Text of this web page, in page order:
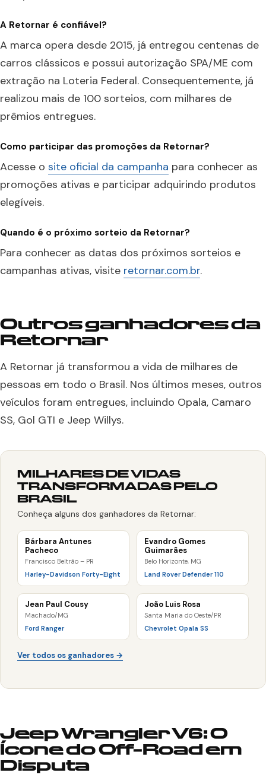
A Retornar é confiável?
A marca opera desde 2015, já entregou centenas de
carros clássicos e possui autorização SPA/ME com
extração na Loteria Federal. Consequentemente, já
realizou mais de 100 sorteios, com milhares de
prêmios entregues.
Como participar das promoções da Retornar?
Acesse o site oficial da campanha para conhecer as
promoções ativas e participar adquirindo produtos
elegíveis.
Quando é o próximo sorteio da Retornar?
Para conhecer as datas dos próximos sorteios e
campanhas ativas, visite retornar.com.br.
Outros ganhadores da
Retornar
A Retornar já transformou a vida de milhares de
pessoas em todo o Brasil. Nos últimos meses, outros
veículos foram entregues, incluindo Opala, Camaro
SS, Gol GTI e Jeep Willys.
MILHARES DE VIDAS
TRANSFORMADAS PELO
BRASIL
Conheça alguns dos ganhadores da Retornar:
Bárbara Antunes
Pacheco
Francisco Beltrão – PR
Harley-Davidson Forty-Eight
Evandro Gomes
Guimarães
Belo Horizonte, MG
Land Rover Defender 110
Jean Paul Cousy
Machado/MG
Ford Ranger
João Luis Rosa
Santa Maria do Oeste/PR
Chevrolet Opala SS
Ver todos os ganhadores →
Jeep Wrangler V6: O
Ícone do Off-Road em
Disputa